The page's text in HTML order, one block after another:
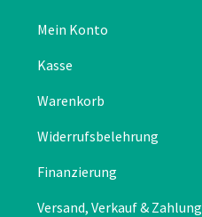
Mein Konto
Kasse
Warenkorb
Widerrufsbelehrung
Finanzierung
Versand, Verkauf & Zahlung